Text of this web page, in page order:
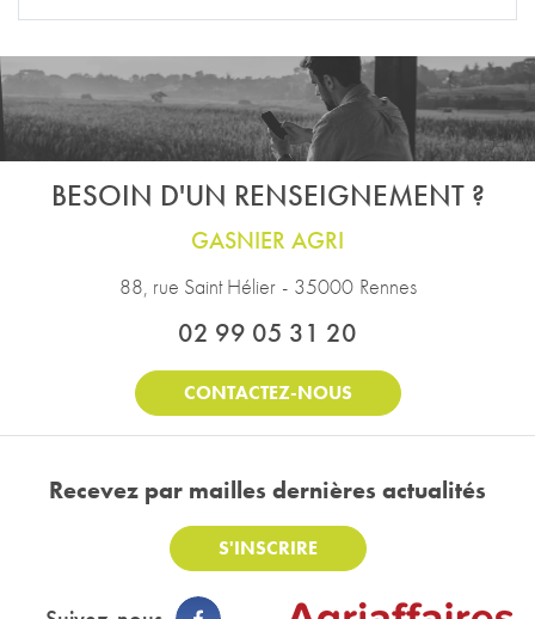
BESOIN D'UN RENSEIGNEMENT ?
GASNIER AGRI
88, rue Saint Hélier - 35000 Rennes
02 99 05 31 20
CONTACTEZ-NOUS
Recevez par mailles dernières actualités
S'INSCRIRE